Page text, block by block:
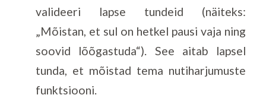
valideeri lapse tundeid (näiteks:
„Mõistan, et sul on hetkel pausi vaja ning
soovid lõõgastuda“). See aitab lapsel
tunda, et mõistad tema nutiharjumuste
funktsiooni.